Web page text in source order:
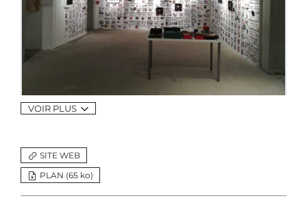
VOIR PLUS
SITE WEB
PLAN (65 ko)